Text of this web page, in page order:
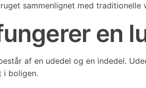
sammenlignet med
en
af en udedel og en indedel.
i boligen.